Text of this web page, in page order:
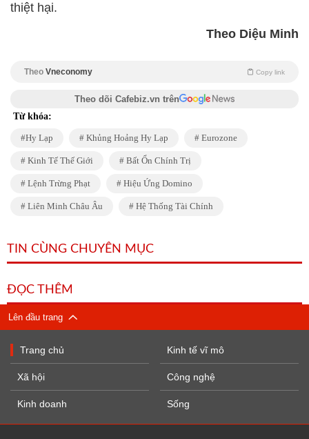
thiệt hại.
Theo Diệu Minh
Theo Vneconomy Copy link
Theo dõi Cafebiz.vn trên
Từ khóa:
Hy Lạp Khủng Hoảng Hy Lạp Eurozone
Kinh Tế Thế Giới Bất Ổn Chính Trị
Lệnh Trừng Phạt Hiệu Ứng Domino
Liên Minh Châu Âu Hệ Thống Tài Chính
TIN CÙNG CHUYÊN MỤC
ĐỌC THÊM
Lên đầu trang
Trang chủ
Xã hội
Kinh doanh
Kinh tế vĩ mô
Công nghệ
Sống